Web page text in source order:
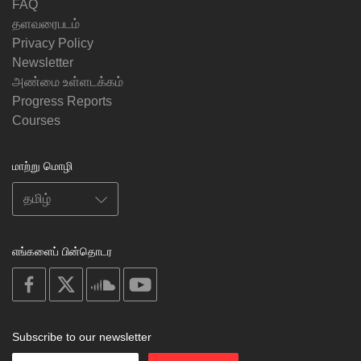
FAQ
தளவரைபடம்
Privacy Policy
Newsletter
அண்மை உள்ளடக்கம்
Progress Reports
Courses
மாற்று மொழி
எங்களைப் பின்தொடர
on
facebook
soundcloud
Subscribe to our newsletter